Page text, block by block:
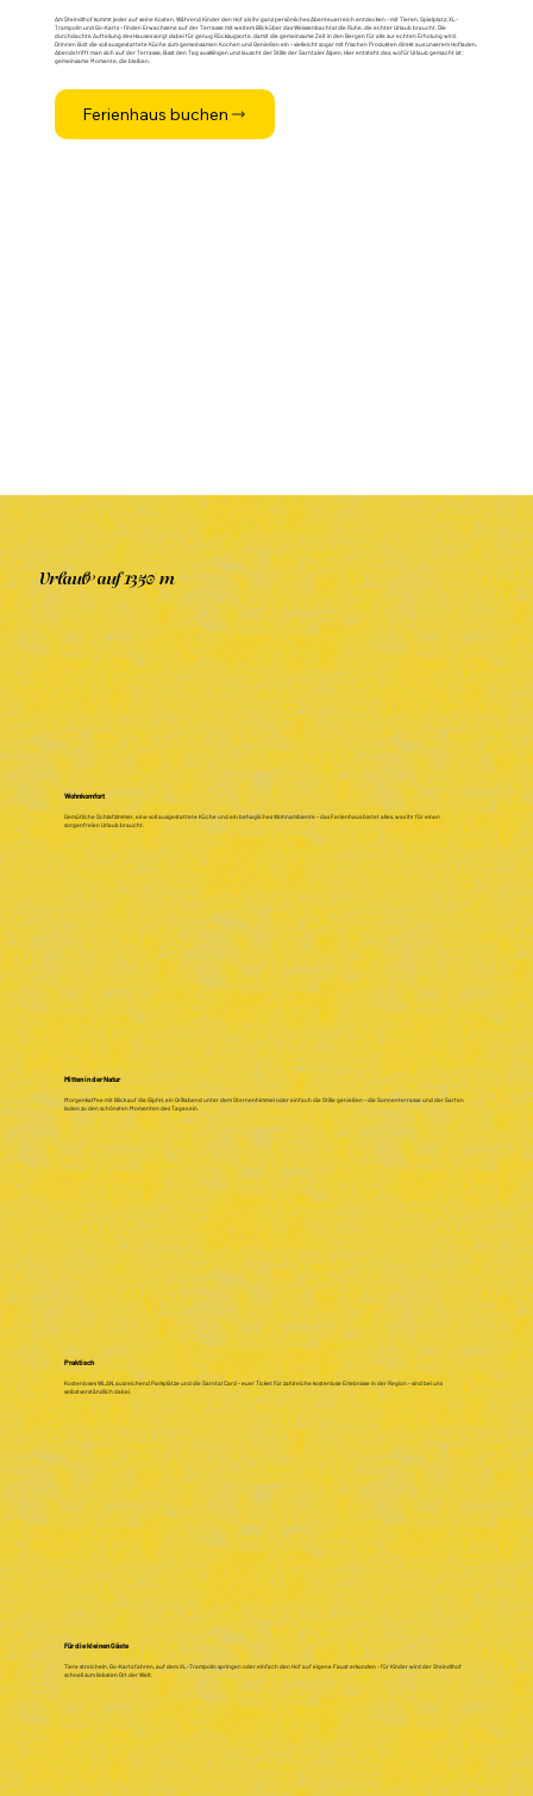
Am Steindlhof kommt jeder auf seine Kosten. Während Kinder den Hof als ihr ganz persönliches Abenteuerreich entdecken – mit Tieren, Spielplatz, XL-
Trampolin und Go-Karts – finden Erwachsene auf der Terrasse mit weitem Blick über das Weissenbachtal die Ruhe, die echter Urlaub braucht. Die
durchdachte Aufteilung des Hauses sorgt dabei für genug Rückzugsorte, damit die gemeinsame Zeit in den Bergen für alle zur echten Erholung wird.
Drinnen lädt die voll ausgestattete Küche zum gemeinsamen Kochen und Genießen ein – vielleicht sogar mit frischen Produkten direkt aus unserem Hofladen.
Abends trifft man sich auf der Terrasse, lässt den Tag ausklingen und lauscht der Stille der Sarntaler Alpen. Hier entsteht das, wofür Urlaub gemacht ist:
gemeinsame Momente, die bleiben.
Ferienhaus buchen
Urlaub auf 1350 m
Wohnkomfort
Gemütliche Schlafzimmer, eine voll ausgestattete Küche und ein behagliches Wohnambiente – das Ferienhaus bietet alles, was ihr für einen
sorgenfreien Urlaub braucht.
Mitten in der Natur
Morgenkaffee mit Blick auf die Gipfel, ein Grillabend unter dem Sternenhimmel oder einfach die Stille genießen – die Sonnenterrasse und der Garten
laden zu den schönsten Momenten des Tages ein.
Praktisch
Kostenloses WLAN, ausreichend Parkplätze und die Sarntal Card – euer Ticket für zahlreiche kostenlose Erlebnisse in der Region – sind bei uns
selbstverständlich dabei.
Für die kleinen Gäste
Tiere streicheln, Go-Karts fahren, auf dem XL-Trampolin springen oder einfach den Hof auf eigene Faust erkunden – für Kinder wird der Steindlhof
schnell zum liebsten Ort der Welt.